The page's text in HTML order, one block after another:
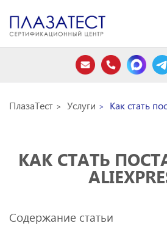
ПлазаТест Услуги Как стать
КАК СТАТЬ
Содержание статьи